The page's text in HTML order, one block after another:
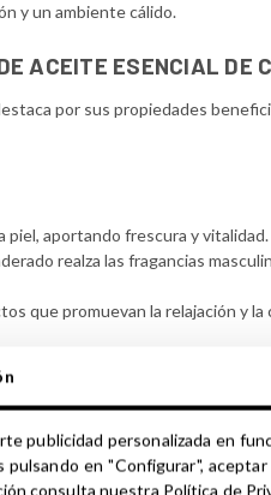
y un ambiente cálido.
ACEITE ESENCIAL DE
por sus propiedades
piel, aportando frescura y vitalidad.
realza las fragancias
que promuevan la relajación y la
por suaroma
y carácter,
con influencia en las notas
publicidad personalizada en
en "Configurar",
consulta nuestra Política de